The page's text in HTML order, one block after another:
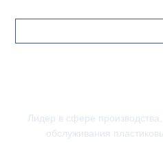
Лидер в сфере производства,
обслуживания